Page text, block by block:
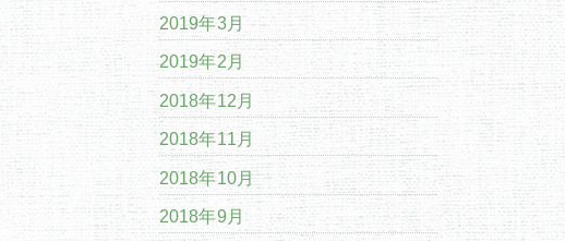
2019年3月
2019年2月
2018年12月
2018年11月
2018年10月
2018年9月